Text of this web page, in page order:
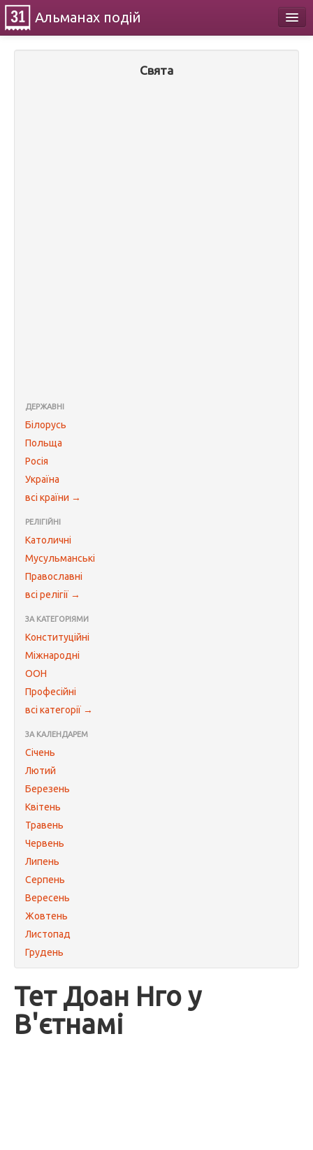
Альманах подій
Свята
ДЕРЖАВНІ
Білорусь
Польща
Росія
Україна
всі країни →
РЕЛІГІЙНІ
Католичні
Мусульманські
Православні
всі релігії →
ЗА КАТЕГОРІЯМИ
Конституційні
Міжнародні
ООН
Професійні
всі категорії →
ЗА КАЛЕНДАРЕМ
Січень
Лютий
Березень
Квітень
Травень
Червень
Липень
Серпень
Вересень
Жовтень
Листопад
Грудень
Тет Доан Нго у
В'єтнамі